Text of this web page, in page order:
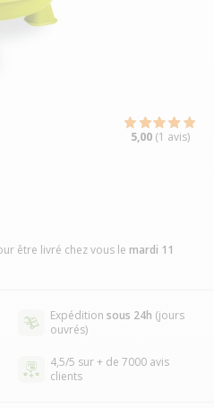
être livré chez vous le mardi 11
Expédition sous 24h (jours
ouvrés)
4,5/5 sur + de 7000 avis
clients
5,00 (1 avis)